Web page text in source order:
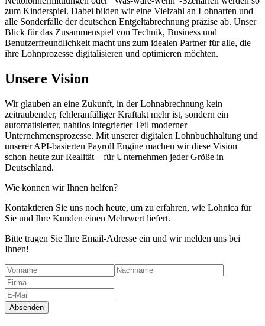
zum Kinderspiel. Dabei bilden wir eine Vielzahl an Lohnarten und
alle Sonderfälle der deutschen Entgeltabrechnung präzise ab. Unser
Blick für das Zusammenspiel von Technik, Business und
Benutzerfreundlichkeit macht uns zum idealen Partner für alle, die
ihre Lohnprozesse digitalisieren und optimieren möchten.
Unsere Vision
Wir glauben an eine Zukunft, in der Lohnabrechnung kein
zeitraubender, fehleranfälliger Kraftakt mehr ist, sondern ein
automatisierter, nahtlos integrierter Teil moderner
Unternehmensprozesse. Mit unserer digitalen Lohnbuchhaltung und
unserer API-basierten Payroll Engine machen wir diese Vision
schon heute zur Realität – für Unternehmen jeder Größe in
Deutschland.
Wie können wir Ihnen helfen?
Kontaktieren Sie uns noch heute, um zu erfahren, wie Lohnica für
Sie und Ihre Kunden einen Mehrwert liefert.
Bitte tragen Sie Ihre Email-Adresse ein und wir melden uns bei
Ihnen!
Absenden
Vielen Dank für Ihre Nachricht, wir melden uns umgehend bei